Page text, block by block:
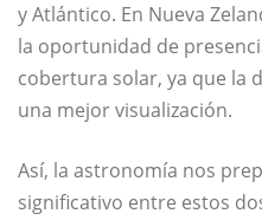
y Atlántico. En Nueva
la oportunidad de
cobertura solar, ya que la
una mejor visualización.
Así, la astronomía nos
significativo entre estos